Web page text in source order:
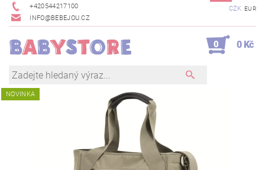
+420544217100
INFO@BEBEJOU.CZ
CZK EUR
0 0 Kč
NOVINKA